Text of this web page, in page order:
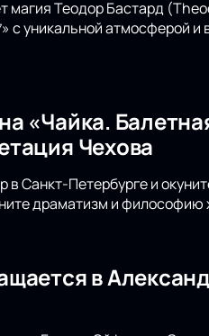
магия Теодор Бастард
с уникальной атмосферой
«Чайка.
Чехова
в Санкт-Петербурге и
драматизм и философию
в